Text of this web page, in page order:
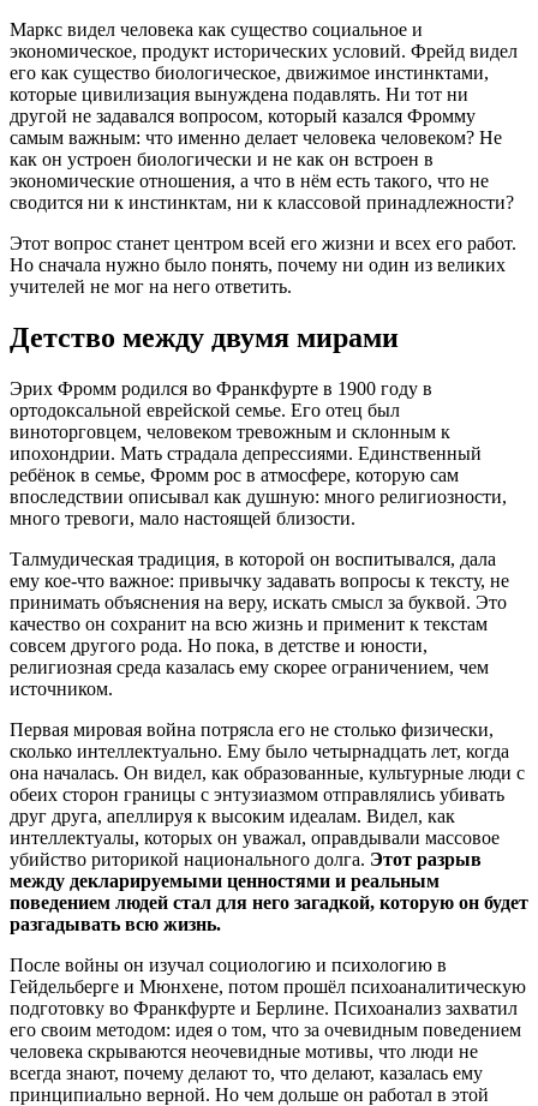
Маркс видел человека как существо социальное и
экономическое, продукт исторических условий. Фрейд видел
его как существо биологическое, движимое инстинктами,
которые цивилизация вынуждена подавлять. Ни тот ни
другой не задавался вопросом, который казался Фромму
самым важным: что именно делает человека человеком? Не
как он устроен биологически и не как он встроен в
экономические отношения, а что в нём есть такого, что не
сводится ни к инстинктам, ни к классовой принадлежности?
Этот вопрос станет центром всей его жизни и всех его работ.
Но сначала нужно было понять, почему ни один из великих
учителей не мог на него ответить.
Детство между двумя мирами
Эрих Фромм родился во Франкфурте в 1900 году в
ортодоксальной еврейской семье. Его отец был
виноторговцем, человеком тревожным и склонным к
ипохондрии. Мать страдала депрессиями. Единственный
ребёнок в семье, Фромм рос в атмосфере, которую сам
впоследствии описывал как душную: много религиозности,
много тревоги, мало настоящей близости.
Талмудическая традиция, в которой он воспитывался, дала
ему кое-что важное: привычку задавать вопросы к тексту, не
принимать объяснения на веру, искать смысл за буквой. Это
качество он сохранит на всю жизнь и применит к текстам
совсем другого рода. Но пока, в детстве и юности,
религиозная среда казалась ему скорее ограничением, чем
источником.
Первая мировая война потрясла его не столько физически,
сколько интеллектуально. Ему было четырнадцать лет, когда
она началась. Он видел, как образованные, культурные люди с
обеих сторон границы с энтузиазмом отправлялись убивать
друг друга, апеллируя к высоким идеалам. Видел, как
интеллектуалы, которых он уважал, оправдывали массовое
убийство риторикой национального долга. Этот разрыв
между декларируемыми ценностями и реальным
поведением людей стал для него загадкой, которую он будет
разгадывать всю жизнь.
После войны он изучал социологию и психологию в
Гейдельберге и Мюнхене, потом прошёл психоаналитическую
подготовку во Франкфурте и Берлине. Психоанализ захватил
его своим методом: идея о том, что за очевидным поведением
человека скрываются неочевидные мотивы, что люди не
всегда знают, почему делают то, что делают, казалась ему
принципиально верной. Но чем дольше он работал в этой